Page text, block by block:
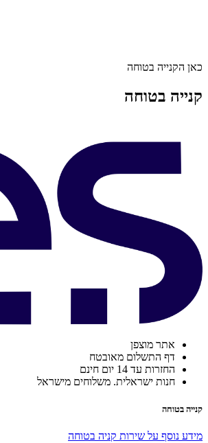
כאן הקנייה בטוחה
קנייה בטוחה
אתר מוצפן
דף התשלום מאובטח
החזרות עד 14 יום חינם
חנות ישראלית. משלוחים מישראל
קנייה בטוחה
מידע נוסף על שירות קניה בטוחה